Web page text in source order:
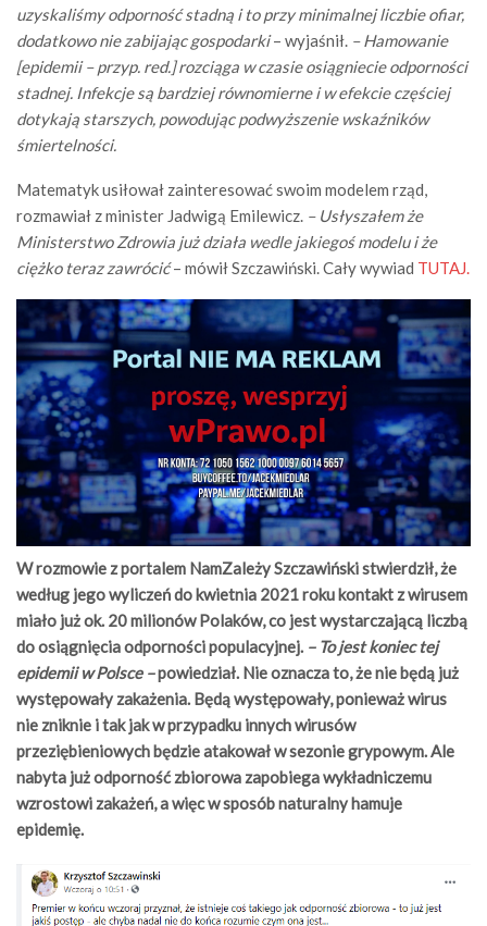
uzyskaliśmy odporność stadną i to przy minimalnej liczbie ofiar,
dodatkowo nie zabijając gospodarki– wyjaśnił. – Hamowanie
[epidemii – przyp. red.] rozciąga w czasie osiągniecie odporności
stadnej. Infekcje są bardziej równomierne i w efekcie częściej
dotykają starszych, powodując podwyższenie wskaźników
śmiertelności.
Matematyk usiłował zainteresować swoim modelem rząd,
rozmawiał z minister Jadwigą Emilewicz. – Usłyszałem że
Ministerstwo Zdrowia już działa wedle jakiegoś modelu i że
ciężko teraz zawrócić– mówił Szczawiński. Cały wywiad TUTAJ.
W rozmowie z portalem NamZależy Szczawiński stwierdził, że
według jego wyliczeń do kwietnia 2021 roku kontakt z wirusem
miało już ok. 20 milionów Polaków, co jest wystarczającą liczbą
do osiągnięcia odporności populacyjnej. – To jest koniec tej
epidemii w Polsce –powiedział. Nie oznacza to, że nie będą już
występowały zakażenia. Będą występowały, ponieważ wirus
nie zniknie i tak jak w przypadku innych wirusów
przeziębieniowych będzie atakował w sezonie grypowym. Ale
nabyta już odporność zbiorowa zapobiega wykładniczemu
wzrostowi zakażeń, a więc w sposób naturalny hamuje
epidemię.